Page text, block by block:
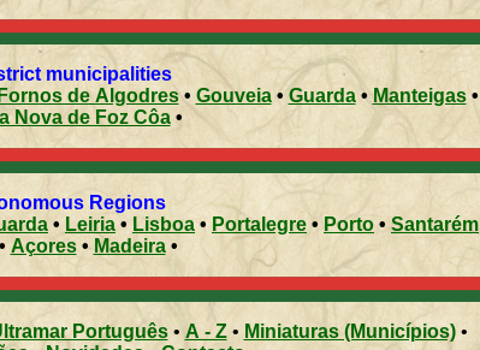
district municipalities
Fornos de Algodres• Gouveia• Guarda•Manteigas•
Nova de Foz Côa•
Autonomous Regions
• Leiria • Lisboa• Portalegre • Porto • Santarém
• Açores • Madeira •
Português• A - Z• Miniaturas (Municípios)•